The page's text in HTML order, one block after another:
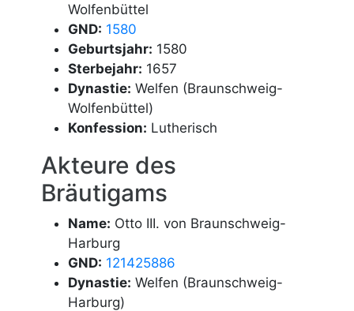
Wolfenbüttel
GND: 1580
Geburtsjahr: 1580
Sterbejahr: 1657
Dynastie: Welfen (Braunschweig-
Wolfenbüttel)
Konfession: Lutherisch
Akteure des
Bräutigams
Name: Otto III. von Braunschweig-
Harburg
GND: 121425886
Dynastie: Welfen (Braunschweig-
Harburg)